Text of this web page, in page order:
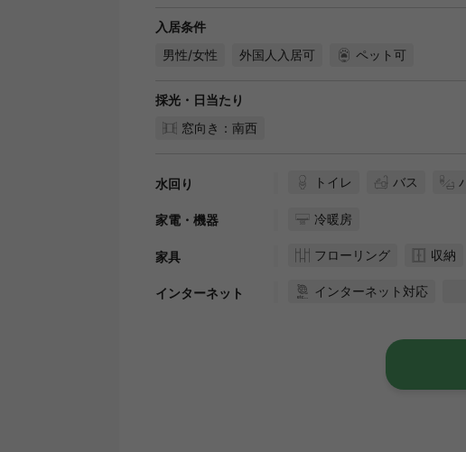
入居条件
男性/女性
外国人入居可 ペット可
採光・日当たり
窓向き：南西
水回り トイレ バス
家電・機器 冷暖房
家具 フローリング 収納
インターネット インターネット対応